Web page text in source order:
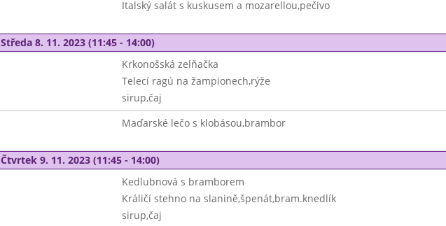
Italský salát s kuskusem a mozarellou,pečivo
Středa 8. 11. 2023 (11:45 - 14:00)
Krkonošská zelňačka
Telecí ragú na žampionech,rýže
sirup,čaj
Maďarské lečo s klobásou,brambor
Čtvrtek 9. 11. 2023 (11:45 - 14:00)
Kedlubnová s bramborem
Králičí stehno na slanině,špenát,bram.knedlík
sirup,čaj